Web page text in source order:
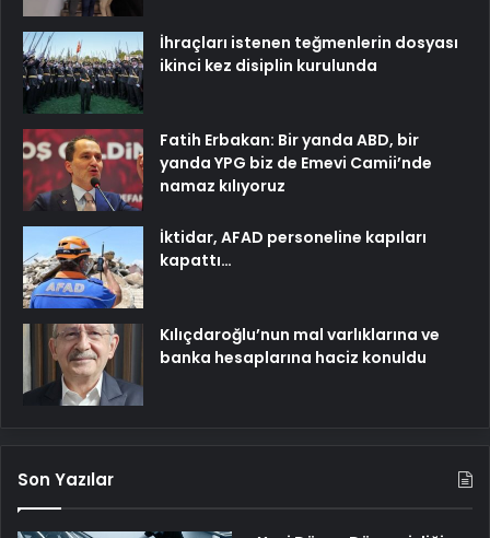
İhraçları istenen teğmenlerin dosyası
ikinci kez disiplin kurulunda
Fatih Erbakan: Bir yanda ABD, bir
yanda YPG biz de Emevi Camii’nde
namaz kılıyoruz
İktidar, AFAD personeline kapıları
kapattı…
Kılıçdaroğlu’nun mal varlıklarına ve
banka hesaplarına haciz konuldu
Son Yazılar